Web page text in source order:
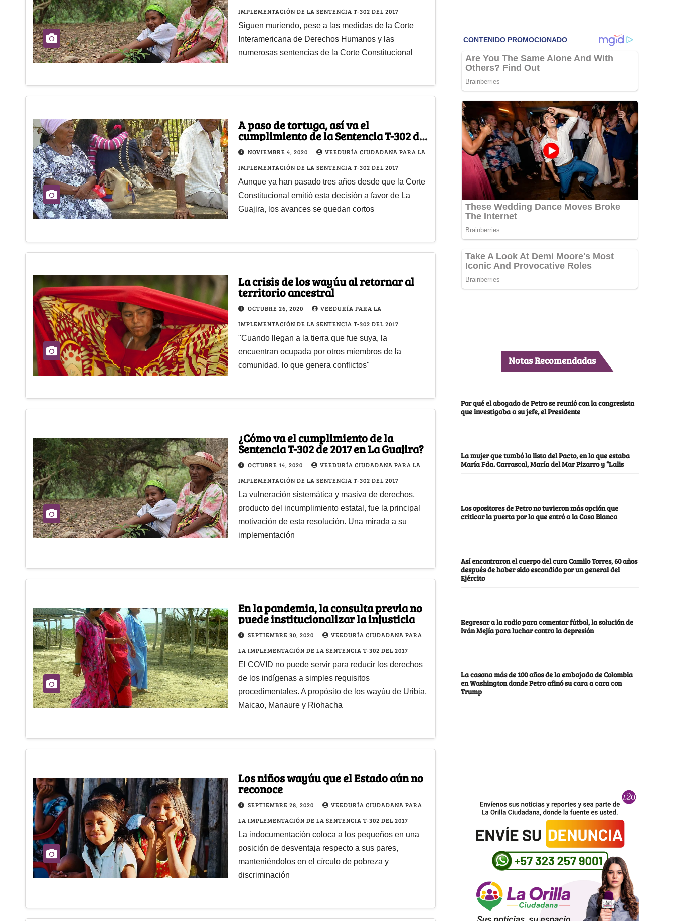
IMPLEMENTACIÓN DE LA SENTENCIA T-302 DEL 2017
Siguen muriendo, pese a las medidas de la Corte
Interamericana de Derechos Humanos y las
numerosas sentencias de la Corte Constitucional
A paso de tortuga, así va el
cumplimiento de la Sentencia T-302 de
2017
NOVIEMBRE 4, 2020
VEEDURÍA CIUDADANA PARA LA
IMPLEMENTACIÓN DE LA SENTENCIA T-302 DEL 2017
Aunque ya han pasado tres años desde que la Corte
Constitucional emitió esta decisión a favor de La
Guajira, los avances se quedan cortos
La crisis de los wayúu al retornar al
territorio ancestral
OCTUBRE 26, 2020
VEEDURÍA PARA LA
IMPLEMENTACIÓN DE LA SENTENCIA T-302 DEL 2017
"Cuando llegan a la tierra que fue suya, la
encuentran ocupada por otros miembros de la
comunidad, lo que genera conflictos"
¿Cómo va el cumplimiento de la
Sentencia T-302 de 2017 en La Guajira?
OCTUBRE 14, 2020
VEEDURÍA CIUDADANA PARA LA
IMPLEMENTACIÓN DE LA SENTENCIA T-302 DEL 2017
La vulneración sistemática y masiva de derechos,
producto del incumplimiento estatal, fue la principal
motivación de esta resolución. Una mirada a su
implementación
En la pandemia, la consulta previa no
puede institucionalizar la injusticia
SEPTIEMBRE 30, 2020
VEEDURÍA CIUDADANA PARA
LA IMPLEMENTACIÓN DE LA SENTENCIA T-302 DEL 2017
El COVID no puede servir para reducir los derechos
de los indígenas a simples requisitos
procedimentales. A propósito de los wayúu de Uribia,
Maicao, Manaure y Riohacha
Los niños wayúu que el Estado aún no
reconoce
SEPTIEMBRE 28, 2020
VEEDURÍA CIUDADANA PARA
LA IMPLEMENTACIÓN DE LA SENTENCIA T-302 DEL 2017
La indocumentación coloca a los pequeños en una
posición de desventaja respecto a sus pares,
manteniéndolos en el círculo de pobreza y
discriminación
Notas Recomendadas
Por qué el abogado de Petro se reunió con la congresista
que investigaba a su jefe, el Presidente
La mujer que tumbó la lista del Pacto, en la que estaba
María Fda. Carrascal, María del Mar Pizarro y “Lalis
Los opositores de Petro no tuvieron más opción que
criticar la puerta por la que entró a la Casa Blanca
Así encontraron el cuerpo del cura Camilo Torres, 60 años
después de haber sido escondido por un general del
Ejército
Regresar a la radio para comentar fútbol, la solución de
Iván Mejía para luchar contra la depresión
La casona más de 100 años de la embajada de Colombia
en Washington donde Petro afinó su cara a cara con
Trump